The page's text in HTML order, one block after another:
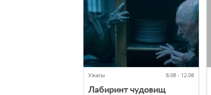
Ужасы 8.08 - 12.08
Лабиринт чудовищ